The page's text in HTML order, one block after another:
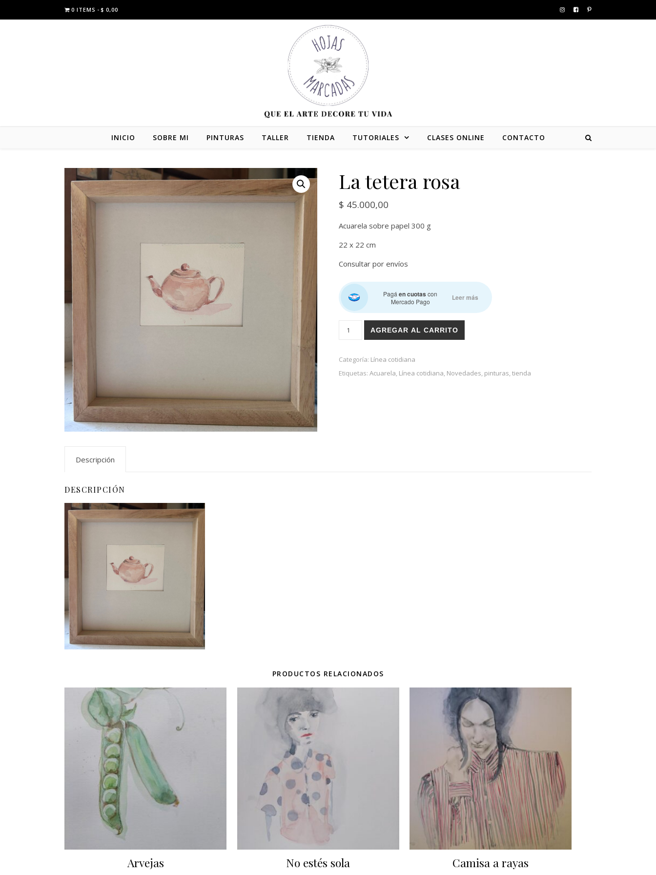
0 ITEMS $ 0,00
INICIO SOBRE MI PINTURAS TALLER TIENDA TUTORIALES CLASES ONLINE CONTACTO
La tetera rosa
$ 45.000,00
Acuarela sobre papel 300 g
22 x 22 cm
Consultar por envíos
Pagá en cuotas con
Mercado Pago
Leer más
La tetera rosa cantidad
AGREGAR AL CARRITO
Categoría: Línea cotidiana
Etiquetas: Acuarela, Línea cotidiana, Novedades, pinturas,tienda
Descripción
DESCRIPCIÓN
PRODUCTOS RELACIONADOS
Arvejas No estés sola Camisa a rayas